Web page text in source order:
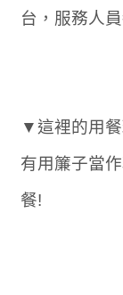
台，服務人
▼這裡的用
有用簾子當
餐!